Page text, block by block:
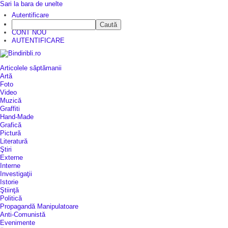
CONT NOU
AUTENTIFICARE
Articolele săptămanii
Artă
Foto
Video
Muzică
Graffiti
Hand-Made
Grafică
Pictură
Literatură
Ştiri
Externe
Interne
Investigaţii
Istorie
Ştiinţă
Politică
Propagandă Manipulatoare
Anti-Comunistă
Evenimente
Sari la bara de unelte
Autentificare
Caută